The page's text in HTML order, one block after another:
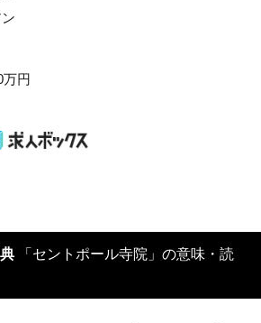
万円
「セントポール寺院」の意味・読